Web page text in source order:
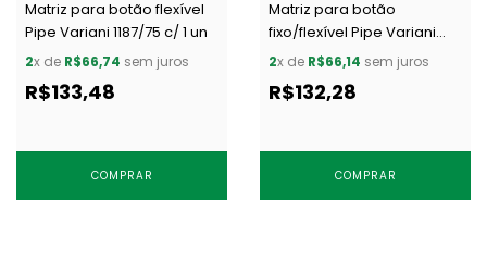
Matriz para botão flexível
Pipe Variani 1187/75 c/ 1 un
2x de R$66,74 sem juros
R$133,48
COMPRAR
Matriz para botão
fixo/flexível Pipe Variani
6030 LISO c/ 1 un
2x de R$66,14 sem juros
R$132,28
COMPRAR